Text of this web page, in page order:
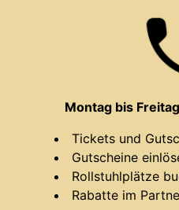
Montag bis
Tickets und
Gutscheine
Rollstuhlplätze
Rabatte im